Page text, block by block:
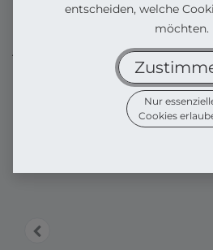
Alle Produkte Hoymiles
entscheiden, welche
möchten.
Nur
Cookies